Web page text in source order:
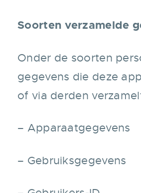
Soorten verzamelde
Onder de soorten
gegevens die deze
of via derden
– Apparaatgegevens
– Gebruiksgegevens